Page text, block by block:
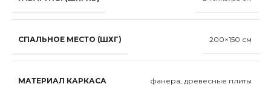
СПАЛЬНОЕ МЕСТО (ШХГ) 200×150 см
МАТЕРИАЛ КАРКАСА фанера, древесные плиты